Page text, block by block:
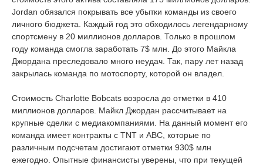
Jordan обязался покрывать все убытки команды из своего
личного бюджета. Каждый год это обходилось легендарному
спортсмену в 20 миллионов долларов. Только в прошлом
году команда смогла заработать 7$ млн. До этого Майкла
Джордана преследовало много неудач. Так, пару лет назад
закрылась команда по мотоспорту, которой он владел.
Стоимость Charlotte Bobcats возросла до отметки в 410
миллионов долларов. Майкл Джордан рассчитывает на
крупные сделки с медиакомпаниями. На данный момент его
команда имеет контракты с TNT и ABC, которые по
различным подсчетам достигают отметки 930$ млн
ежегодно. Опытные финансисты уверены, что при текущей